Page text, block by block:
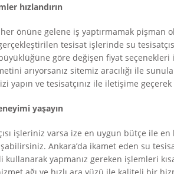
hızlandırın
önüne gelene iş yaptırmamak pişman
tesisat işlerinde su
göre değişen fiyat seçenekleri
arıyorsanız sitemiz aracılığı ile
yapın ve tesisatçınız ile iletişime
yaşayın
işleriniz varsa ize en uygun bütçe ile
Ankara’da ikamet eden su
kullanarak yapmanız gereken işlemleri